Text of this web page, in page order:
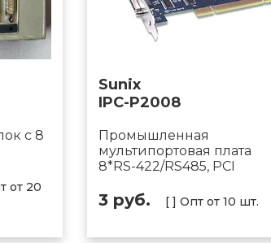
с 8
от 20
Sunix
IPC-P2008
Промышленная
мультипортовая плата
8*RS-422/RS485, PCI
3 руб. [ ] Опт от 10 шт.